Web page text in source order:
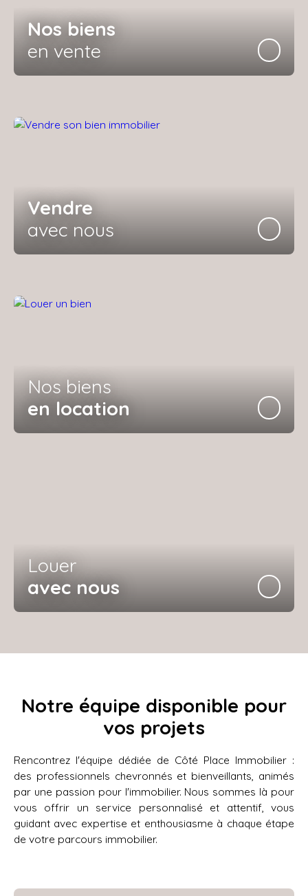
Nos biens
en vente
Vendre
avec nous
Nos biens
en location
Louer
avec nous
Notre équipe disponible pour
vos projets
Rencontrez l'équipe dédiée de Côté Place Immobilier :
des professionnels chevronnés et bienveillants, animés
par une passion pour l'immobilier. Nous sommes là pour
vous offrir un service personnalisé et attentif, vous
guidant avec expertise et enthousiasme à chaque étape
de votre parcours immobilier.